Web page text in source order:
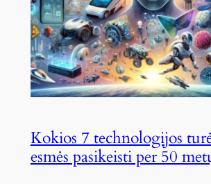
Kokios 7 technologijos
esmės pasikeisti per 50